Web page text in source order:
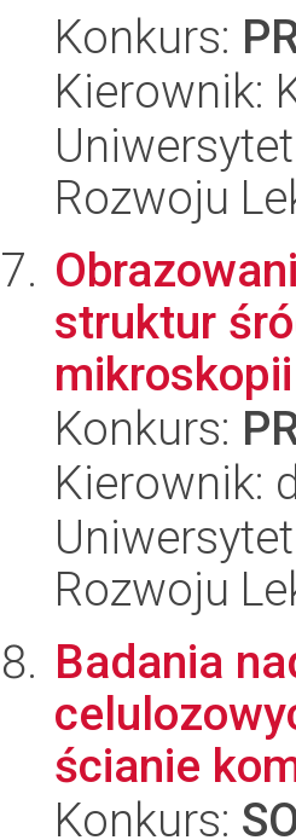
Konkurs:
Kierownik:
Rozwoju
struktur
Konkurs:
Kierownik:
Rozwoju
Badania
ścianie
Konkurs: